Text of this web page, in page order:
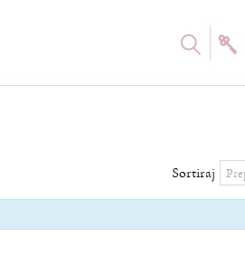
Sortiraj